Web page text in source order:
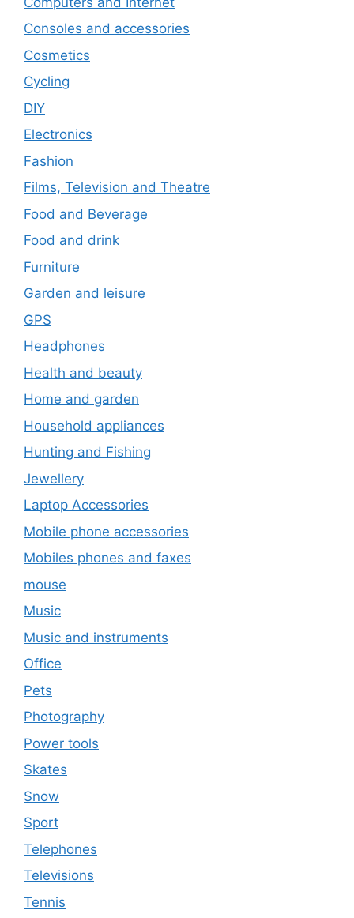
Consoles and accessories
Cosmetics
Cycling
DIY
Electronics
Fashion
Films, Television and Theatre
Food and Beverage
Food and drink
Furniture
Garden and leisure
GPS
Headphones
Health and beauty
Home and garden
Household appliances
Hunting and Fishing
Jewellery
Laptop Accessories
Mobile phone accessories
Mobiles phones and faxes
mouse
Music
Music and instruments
Office
Pets
Photography
Power tools
Skates
Snow
Sport
Telephones
Televisions
Tennis